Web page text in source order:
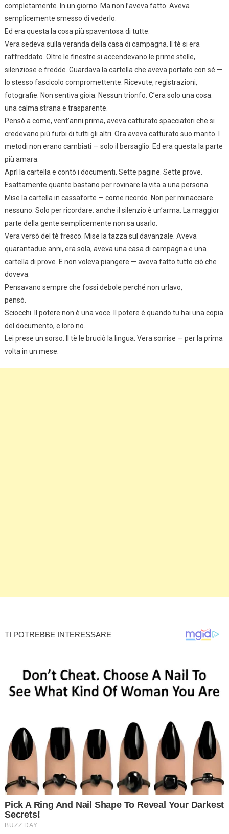
completamente. In un giorno. Ma non l’aveva fatto. Aveva
semplicemente smesso di vederlo.
Ed era questa la cosa più spaventosa di tutte.
Vera sedeva sulla veranda della casa di campagna. Il tè si era
raffreddato. Oltre le finestre si accendevano le prime stelle,
silenziose e fredde. Guardava la cartella che aveva portato con sé —
lo stesso fascicolo compromettente. Ricevute, registrazioni,
fotografie. Non sentiva gioia. Nessun trionfo. C’era solo una cosa:
una calma strana e trasparente.
Pensò a come, vent’anni prima, aveva catturato spacciatori che si
credevano più furbi di tutti gli altri. Ora aveva catturato suo marito. I
metodi non erano cambiati — solo il bersaglio. Ed era questa la parte
più amara.
Aprì la cartella e contò i documenti. Sette pagine. Sette prove.
Esattamente quante bastano per rovinare la vita a una persona.
Mise la cartella in cassaforte — come ricordo. Non per minacciare
nessuno. Solo per ricordare: anche il silenzio è un’arma. La maggior
parte della gente semplicemente non sa usarlo.
Vera versò del tè fresco. Mise la tazza sul davanzale. Aveva
quarantadue anni, era sola, aveva una casa di campagna e una
cartella di prove. E non voleva piangere — aveva fatto tutto ciò che
doveva.
Pensavano sempre che fossi debole perché non urlavo,
pensò.
Sciocchi. Il potere non è una voce. Il potere è quando tu hai una copia
del documento, e loro no.
Lei prese un sorso. Il tè le bruciò la lingua. Vera sorrise — per la prima
volta in un mese.